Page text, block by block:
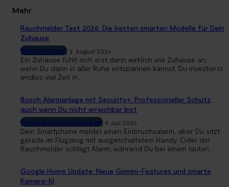
Mehr
Rauchmelder Test 2026: Die besten smarten Modelle für Dein
Zuhause
Bestenlisten 3. August 2026
Ein Zuhause fühlt sich erst dann wirklich wie Zuhause an,
wenn Du darin in aller Ruhe entspannen kannst. Du investierst
endlos viel Zeit in...
Bosch Alarmanlage mit Security+: Professioneller Schutz,
auch wenn Du nicht erreichbar bist
Produktvorstellungen 9. Juli 2026
Dein Smartphone meldet einen Einbruchsalarm, aber Du sitzt
gerade im Flugzeug mit ausgeschaltetem Handy. Oder der
Rauchmelder schlägt Alarm, während Du bei einem lauten...
Google Home Update: Neue Gemini-Features und smarte
Kamera-KI